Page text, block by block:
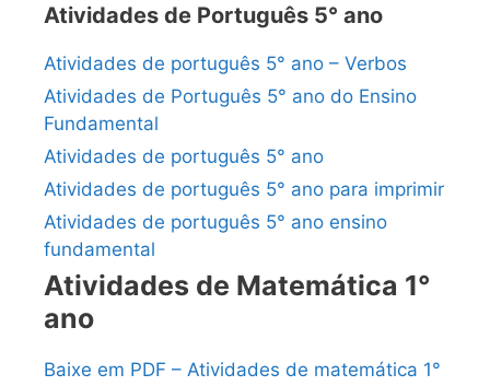
Atividades de Português 5° ano
Atividades de português 5° ano – Verbos
Atividades de Português 5° ano do Ensino
Fundamental
Atividades de português 5° ano
Atividades de português 5° ano para imprimir
Atividades de português 5° ano ensino
fundamental
Atividades de Matemática 1°
ano
Baixe em PDF – Atividades de matemática 1°